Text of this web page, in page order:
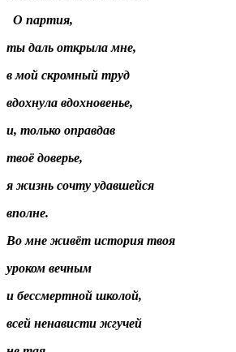
О партия,
ты даль открыла мне,
в мой скромный труд
вдохнула вдохновенье,
и, только оправдав
твоё доверье,
я жизнь сочту удавшейся
вполне.
Во мне живёт история твоя
уроком вечным
и бессмертной школой,
всей ненависти жгучей